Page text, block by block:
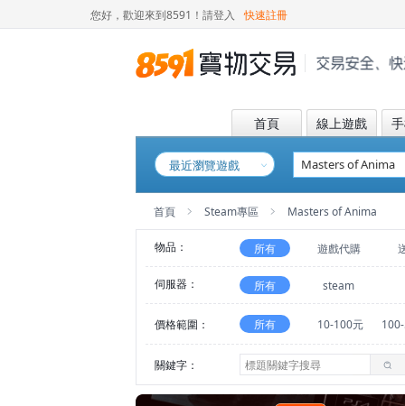
您好，歡迎來到8591！ 請登入 快速註冊
首頁 線上遊戲
最近瀏覽遊戲
首頁 Steam專區 Masters of Anima
物品： 所有 遊戲代購
伺服器： 所有 steam
價格範圍： 所有 10-100元
關鍵字：